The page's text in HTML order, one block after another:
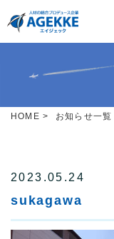
HOME > お知らせ一覧
2023.05.24
sukagawa